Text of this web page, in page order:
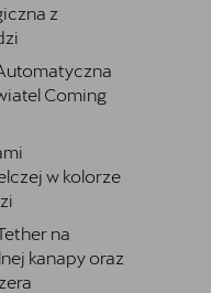
z
Coming
w kolorze
na
kanapy oraz